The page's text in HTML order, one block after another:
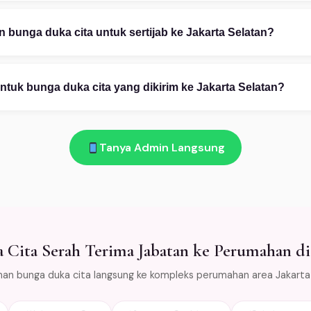
gratis via WhatsApp 08111919922. Foto referensi sangat
bunga duka cita untuk sertijab ke Jakarta Selatan?
(2) Pilih desain dari katalog atau custom. (3) Konfirmasi
bunga duka cita yang dikirim ke Jakarta Selatan?
bunga dengan cold packaging khusus agar tetap segar
area Jabodetabek.Tanya Admin Langsung
Cita Serah Terima Jabatan ke Perumahan
bunga duka cita langsung ke kompleks perumahan area